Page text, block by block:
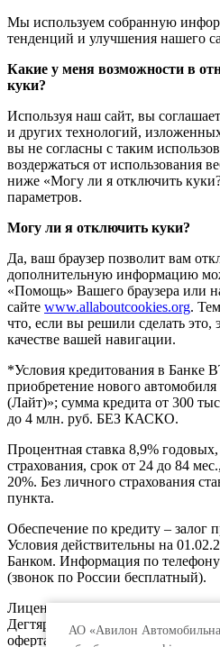
АО «Авилон
Мы используем собранную
тенденций и улучшения нашего
Какие у меня возможности в
куки?
Используя наш сайт, вы
и других технологий,
вы не согласны с таким
воздержаться от использования
ниже «Могу ли я отключить
параметров.
Могу ли я отключить куки?
Да, ваш браузер позволит вам
дополнительную информацию
«Помощь» Вашего браузера или
сайте www.allaboutcookies.org.
что, если вы решили сделать это,
качестве вашей навигации.
*Условия кредитования в Банке
приобретение нового
(Лайт)»; сумма кредита от 300
до 4 млн. руб. БЕЗ КАСКО.
Процентная ставка 8,9%
страхования, срок от 24 до 84
20%. Без личного страхования
пункта.
Обеспечение по кредиту – залог
Условия действительны на
Банком. Информация по
(звонок по России бесплатный).
Лицензия ЦБ РФ № 1000, 191144,
Дегтярный пер., д.11, лит.А.
оферта.